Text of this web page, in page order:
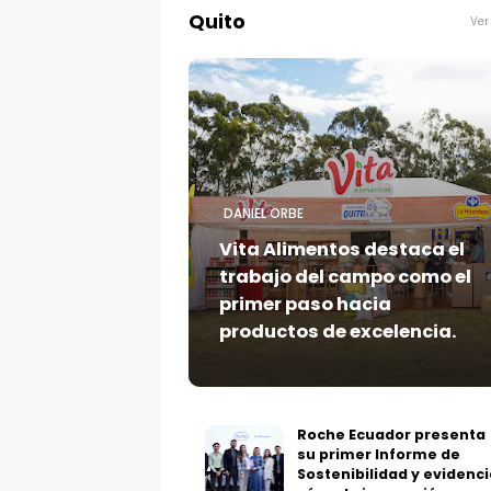
DANIEL ORBE
Vita Alimentos destaca el
trabajo del campo como el
primer paso hacia
productos de excelencia.
su primer Informe de
Sostenibilidad y
cómo la innovación en